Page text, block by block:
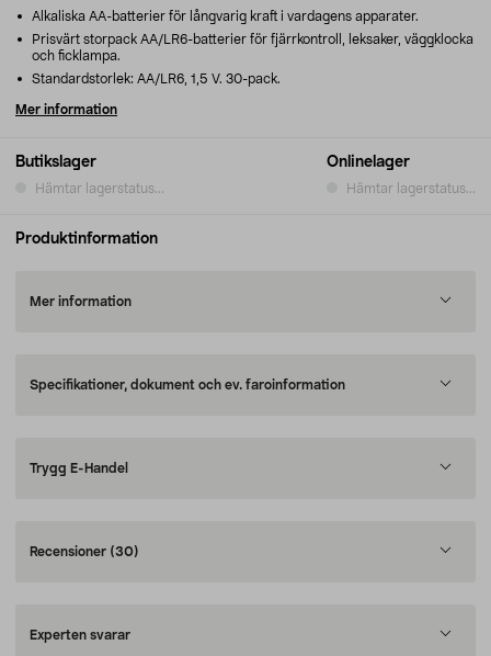
Butikslager
Hämtar lagerstatus...
Onlinelager
Hämtar lagerstatus...
Alkaliska AA-batterier för långvarig kraft i vardagens apparater.
Prisvärt storpack AA/LR6-batterier för fjärrkontroll, leksaker, väggklocka
och ficklampa.
Standardstorlek: AA/LR6, 1,5 V. 30-pack.
Mer information
Produktinformation
Mer information
Specifikationer, dokument och ev. faroinformation
Trygg E-Handel
Recensioner (30)
Experten svarar